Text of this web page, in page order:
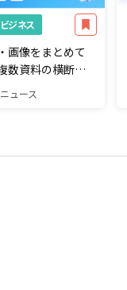
ビジネス
画像をまとめて
数資料の横断検
ュース